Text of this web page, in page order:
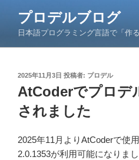
ン
プロデルブログ
日本語プログラミング言語で「作
投
稿
日:
2025年11月3日 投稿者: プロデル
AtCoderでプロデ
されました
2025年11月よりAtCoderで使
2.0.1353が利用可能になりまし